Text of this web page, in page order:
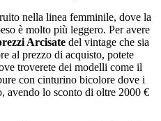
nella linea femminile, dove la
è molto più leggero. Per avere
Arcisate del vintage che sia
al prezzo di acquisto, potete
troverete dei modelli come il
con cinturino bicolore dove i
avendo lo sconto di oltre 2000 €